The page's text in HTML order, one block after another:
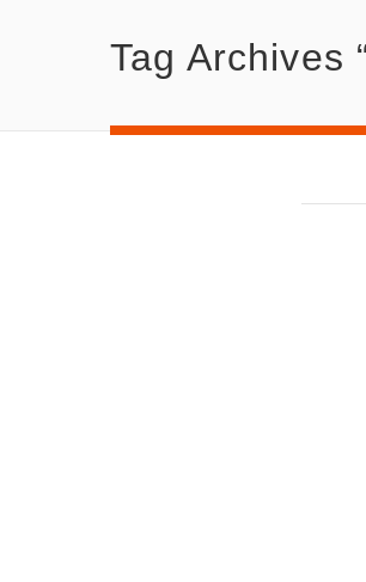
Tag Archives